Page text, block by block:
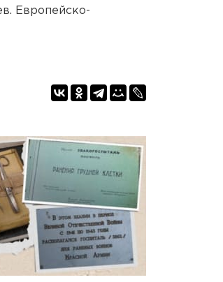
Европейско-